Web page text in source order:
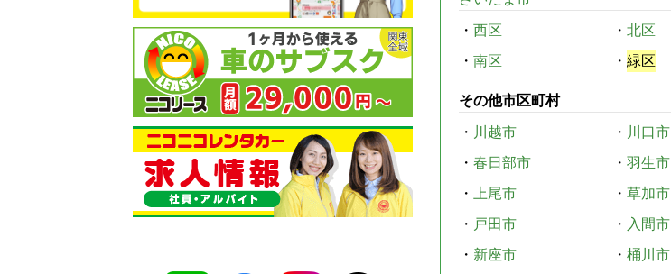
・ 西区 ・ 北区
・ 南区 ・ 緑区
その他市区町村
・ 川越市 ・ 川口市
・ 春日部市 ・ 羽生市
・
上尾市 ・ 草加市
・ 戸田市 ・ 入間市
・ 新座市 ・ 桶川市